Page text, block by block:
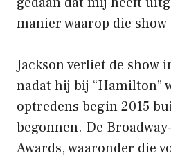
manier waarop die show
Jackson verliet de show
nadat hij bij “Hamilton”
optredens begin 2015
begonnen. De
Awards, waaronder die